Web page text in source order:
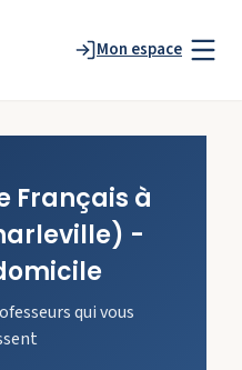
Mon espace
Français à
-
qui vous